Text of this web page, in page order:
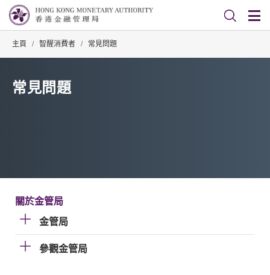
主頁 / 智醒消費者 / 常見問題
常見問題
關於金管局
金管局
參觀金管局